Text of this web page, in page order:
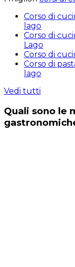
Corso di
lago
Corso di
Lago
Corso di
Corso di
lago
Vedi tutti
Quali sono le